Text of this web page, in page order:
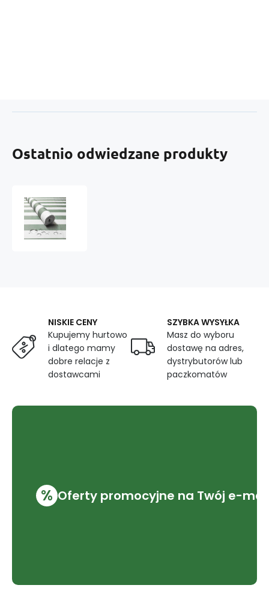
Ostatnio odwiedzane produkty
NISKIE CENY
Kupujemy hurtowo
i dlatego mamy
dobre relacje z
dostawcami
SZYBKA WYSYŁKA
Masz do wyboru
dostawę na adres,
dystrybutorów lub
paczkomatów
% Oferty promocyjne na Twój e-mail